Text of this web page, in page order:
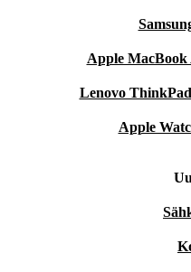
Apple
Lenovo
Apple